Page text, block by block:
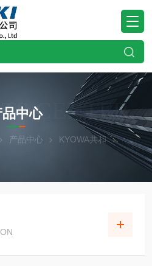
CENTER
品中心
产品中心 KYOWA共和